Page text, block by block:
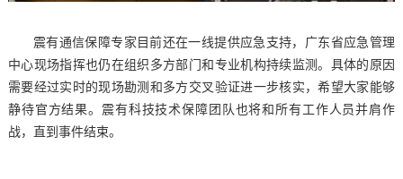
震有通信保障专家目前还在一线提供应急支持，广东省应急管理
中心现场指挥也仍在组织多方部门和专业机构持续监测。具体的原因
需要经过实时的现场勘测和多方交叉验证进一步核实，希望大家能够
静待官方结果。震有科技技术保障团队也将和所有工作人员并肩作
战，直到事件结束。